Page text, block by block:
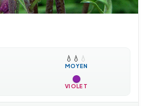
💧 💧 💧
MOYEN
VIOLET